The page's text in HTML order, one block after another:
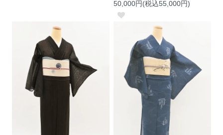
50,000円(税込55,000円)